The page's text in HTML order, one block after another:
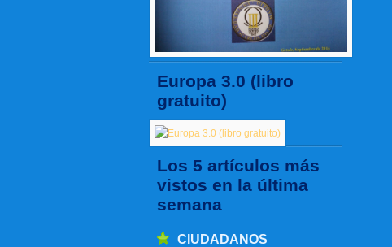
Europa 3.0 (libro
gratuito)
Los 5 artículos más
vistos en la última
semana
CIUDADANOS